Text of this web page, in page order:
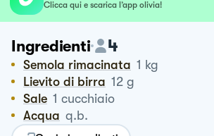
Clicca qui e scarica l’app olivia!
Ingredienti 4
Semola rimacinata 1 kg
Lievito di birra 12 g
Sale 1 cucchiaio
Acqua q.b.